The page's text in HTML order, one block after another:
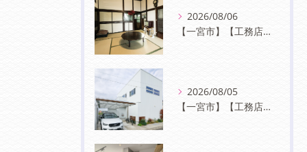
2026/08/06
【一宮市】【工務店】受け継がれる美しさ──日本家屋が持つ、心安らぐ住まいの魅力
2026/08/05
【一宮市】【工務店】白が映える、シンプルモダンな外観デザインの魅力